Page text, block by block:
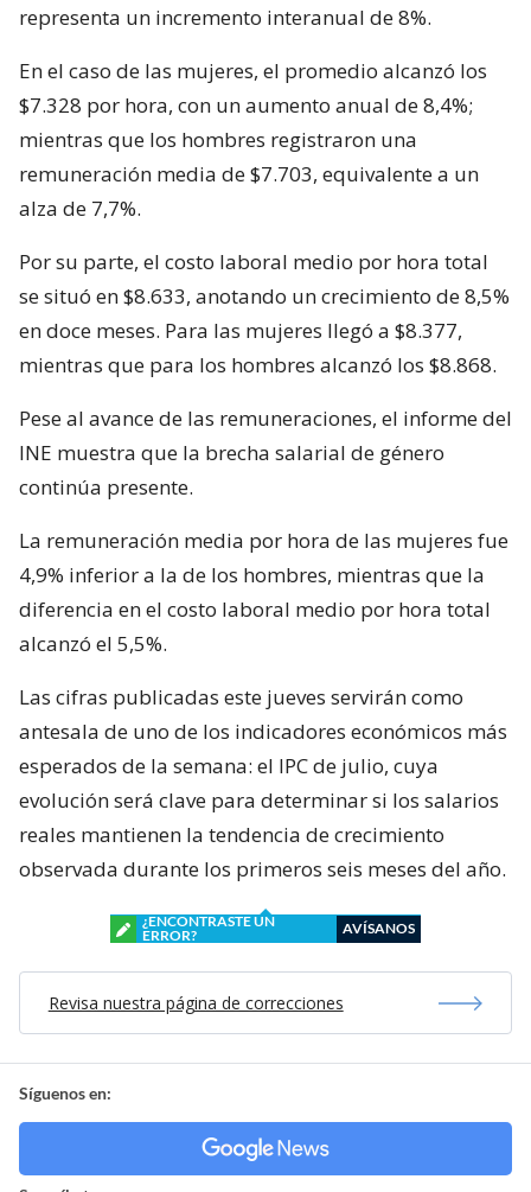
representa un incremento interanual de 8%.
En el caso de las mujeres, el promedio alcanzó los
$7.328 por hora, con un aumento anual de 8,4%;
mientras que los hombres registraron una
remuneración media de $7.703, equivalente a un
alza de 7,7%.
Por su parte, el costo laboral medio por hora total
se situó en $8.633, anotando un crecimiento de 8,5%
en doce meses. Para las mujeres llegó a $8.377,
mientras que para los hombres alcanzó los $8.868.
Pese al avance de las remuneraciones, el informe del
INE muestra que la brecha salarial de género
continúa presente.
La remuneración media por hora de las mujeres fue
4,9% inferior a la de los hombres, mientras que la
diferencia en el costo laboral medio por hora total
alcanzó el 5,5%.
Las cifras publicadas este jueves servirán como
antesala de uno de los indicadores económicos más
esperados de la semana: el IPC de julio, cuya
evolución será clave para determinar si los salarios
reales mantienen la tendencia de crecimiento
observada durante los primeros seis meses del año.
¿ENCONTRASTE UN
ERROR?
AVÍSANOS
Revisa nuestra página de correcciones
Síguenos en: